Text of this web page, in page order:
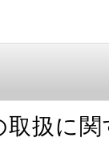
扱に関